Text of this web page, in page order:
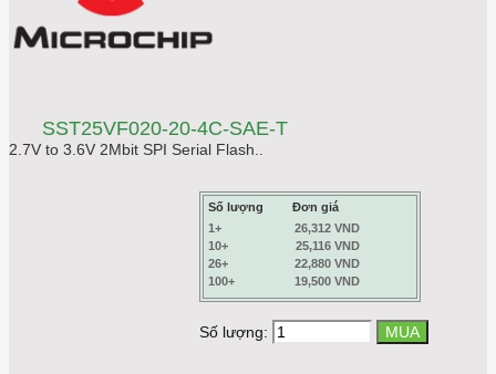
SST25VF020-20-4C-SAE-T
2.7V to 3.6V 2Mbit SPI Serial Flash..
Số lượng
Đơn giá
1+
26,312 VND
10+
25,116 VND
26+
22,880 VND
100+
19,500 VND
Số lượng: